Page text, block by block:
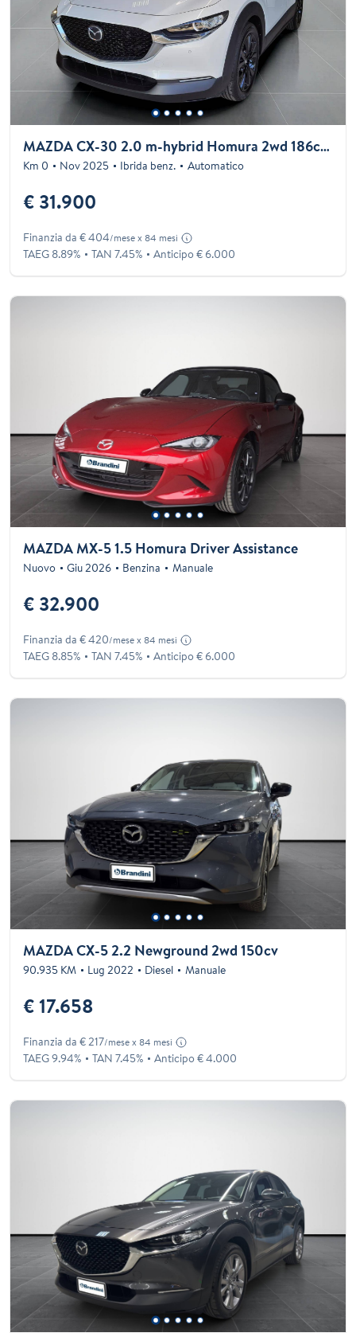
MAZDA CX-30 2.0 m-hybrid Homura 2wd 186cv 6at
Km 0 Nov 2025 Ibrida benz. Automatico
€ 31.900
Finanzia da € 404/mese x 84 mesi
TAEG 8.89% TAN 7.45% Anticipo € 6.000
MAZDA MX-5 1.5 Homura Driver Assistance
Nuovo Giu 2026 Benzina Manuale
€ 32.900
Finanzia da € 420/mese x 84 mesi
TAEG 8.85% TAN 7.45% Anticipo € 6.000
MAZDA CX-5 2.2 Newground 2wd 150cv
90.935 KM Lug 2022 Diesel Manuale
€ 17.658
Finanzia da € 217/mese x 84 mesi
TAEG 9.94% TAN 7.45% Anticipo € 4.000